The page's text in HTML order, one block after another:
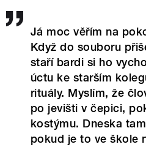
Já moc věřím na
Když do souboru
staří bardi si ho
úctu ke starším
rituály. Myslím, že
po jevišti v čepici,
kostýmu. Dneska
pokud je to ve škole